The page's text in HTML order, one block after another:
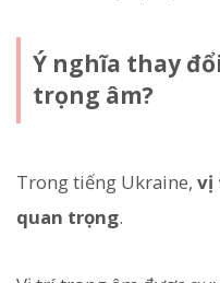
Ý nghĩa thay
trọng âm?
Trong tiếng Ukraine, vị
quan trọng.